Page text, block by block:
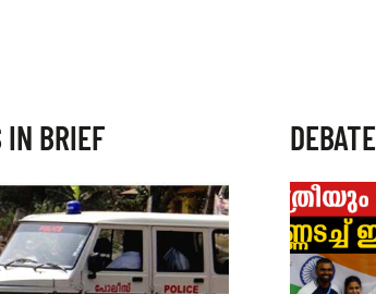
IN BRIEF DEBATE